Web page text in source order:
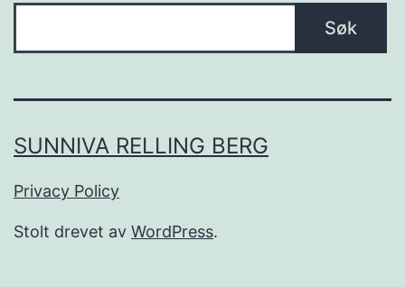
Søk
SUNNIVA RELLING BERG
Privacy Policy
Stolt drevet av WordPress.